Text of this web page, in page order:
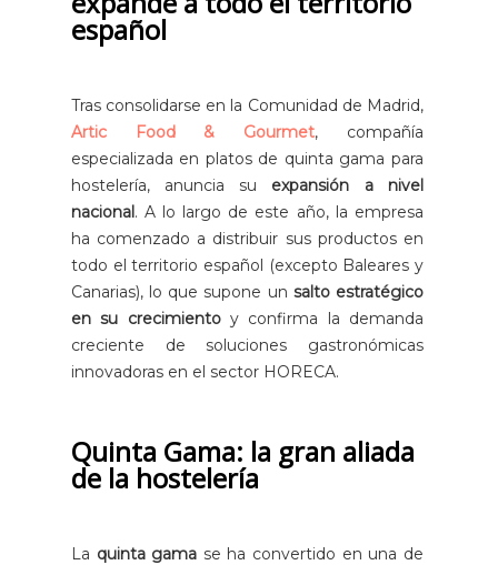
español
Tras consolidarse en la Comunidad de Madrid,
Artic Food & Gourmet, compañía
especializada en platos de quinta gama para
hostelería, anuncia su expansión a nivel
nacional. A lo largo de este año, la empresa
ha comenzado a distribuir sus productos en
todo el territorio español (excepto Baleares y
Canarias), lo que supone un salto estratégico
en su crecimiento y confirma la demanda
creciente de soluciones gastronómicas
innovadoras en el sector HORECA.
Quinta Gama: la gran aliada
de la hostelería
La quinta gama se ha convertido en una de